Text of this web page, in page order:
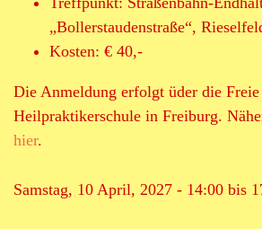
„Bollerstaudenstraße“,
Kosten: € 40,-
Die Anmeldung erfolgt üder die Freie
Heilpraktikerschule in Freiburg.
hier.
Samstag, 10 April, 2027 - 14:00 bis